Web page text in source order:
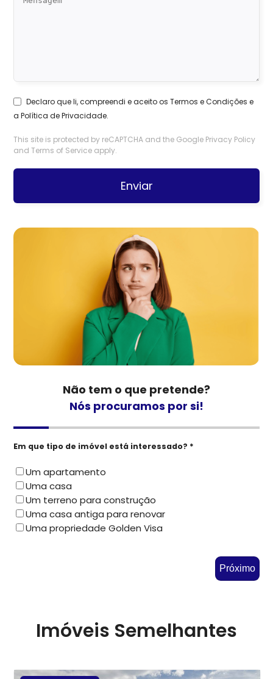
Declaro que li, compreendi e aceito osTermos e Condições e
aPolítica de Privacidade.
This site is protected by reCAPTCHA and the Google Privacy Policy
andTerms of Service apply.
Enviar
Não tem o que pretende?
Nós procuramos por si!
Em que tipo de imóvel está interessado? *
Um apartamento
Uma casa
Um terreno para construção
Uma casa antiga para renovar
Uma propriedade Golden Visa
Próximo
Imóveis Semelhantes